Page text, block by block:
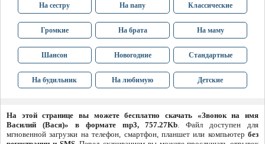
На сестру На папу Классические
Громкие На брата На маму
Шансон Новогодние Стандартные
На будильник На любимую Детские
На этой странице вы можете бесплатно скачать «Звонок на имя
Василий (Вася)» в формате mp3, 757.27Kb. Файл доступен для
мгновенной загрузки на телефон, смартфон, планшет или компьютер без